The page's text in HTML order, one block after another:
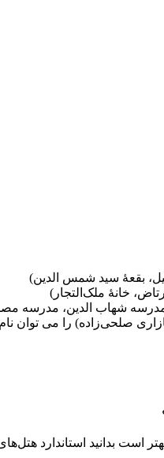
بقعهٔ سید شمس الدین)
خانهٔ ملک‌التجار)
مدرسه شهاب الدین، مدرسه
صلحی‌زاده) را می توان